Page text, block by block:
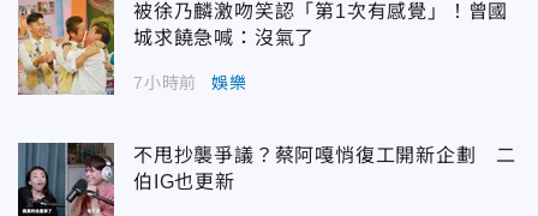
被徐乃麟激吻笑認「第1次有感覺」！曾國
城求饒急喊：沒氣了
7小時前 娛樂
不甩抄襲爭議？蔡阿嘎悄復工開新企劃 二
伯IG也更新